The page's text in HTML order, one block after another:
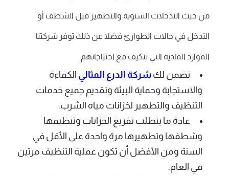
من حيث التدخلات السنوية والتطهير قبل الشطف أو
التدخل في حالات الطوارئ فضلا عن ذلك توفر شركتنا
الموارد المادية التي تتكيف مع احتياجاتهم.
تضمن لك شركة الدرع المثالي الكفاءة
والاستجابة وحماية البيئة وتقديم جميع خدمات
التنظيف والتطهير لخزانات مياه الشرب.
عادة ما يتطلب تفريغ الخزانات وتنظيفها
وشطفها وتطهيرها مرة واحدة على الأقل في
السنة ومن الأفضل أن تكون عملية التنظيف مرتين
في العام.